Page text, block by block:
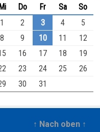
(19:30)
II - SK Turm Kleve V
IV - SK Turm Kleve VI
ttwoch
Donnerstag
FreitagSamstag
Sonntag
1
2 3 4
5
8 9 10 11
12
16 17 18
19
23 24 25
26
30 31
↑ Nach oben ↑